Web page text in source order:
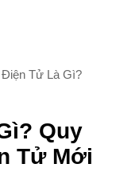
Tử Là Gì?
Quy
Tử Mới